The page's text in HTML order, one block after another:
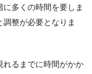
多くの時間を要しま
整が必要となりま
れるまでに時間がかか